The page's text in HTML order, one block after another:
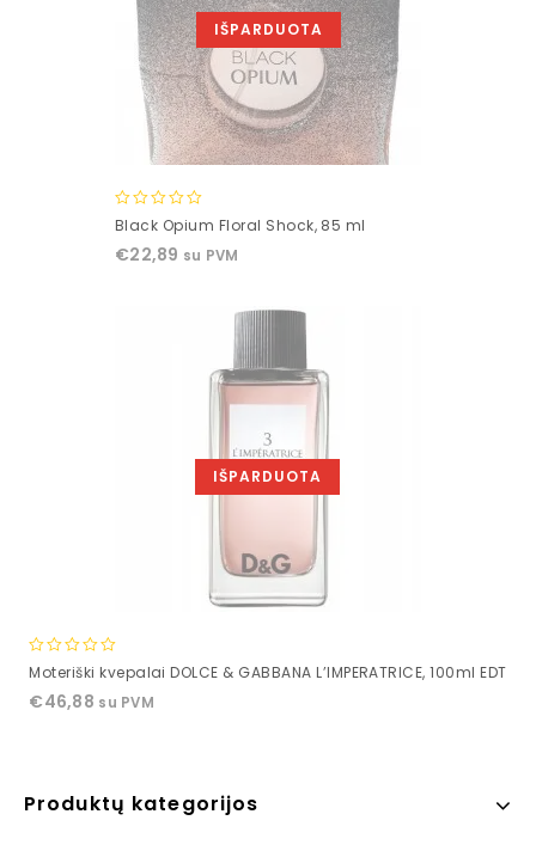
IŠPARDUOTA
0
of
Black Opium Floral Shock, 85 ml
€22,89 su PVM
IŠPARDUOTA
0
of
Moteriški kvepalai DOLCE & GABBANA L’IMPERATRICE, 100ml EDT
€46,88 su PVM
Produktų kategorijos